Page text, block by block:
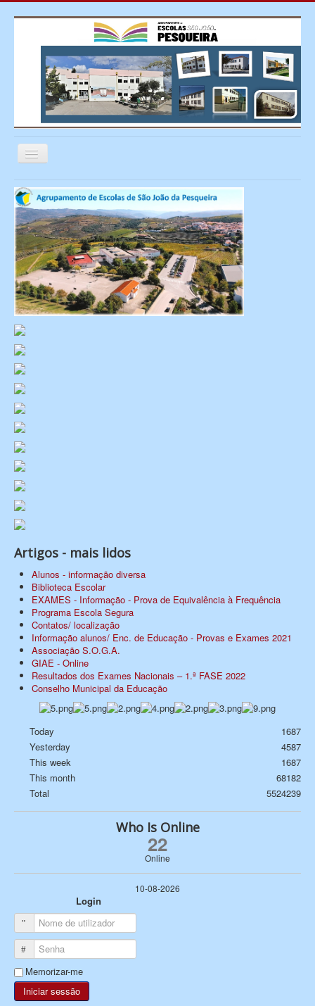
Ativar/Desativar
Artigos - mais lidos
Alunos - informação diversa
Biblioteca Escolar
EXAMES - Informação - Prova de Equivalência à Frequência
Programa Escola Segura
Contatos/ localização
Informação alunos/ Enc. de Educação - Provas e Exames 2021
Associação S.O.G.A.
GIAE - Online
Resultados dos Exames Nacionais – 1.ª FASE 2022
Conselho Municipal da Educação
Today
1687
Yesterday
4587
This week
1687
This month
68182
Total
5524239
Who Is Online
22
Online
10-08-2026
Login
Nome de utilizador
Senha
Memorizar-me
Iniciar sessão